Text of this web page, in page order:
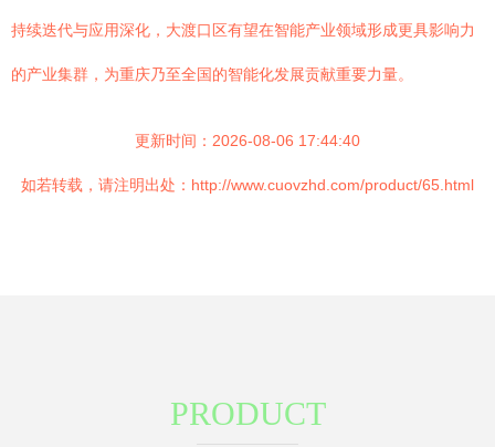
持续迭代与应用深化，大渡口区有望在智能产业领域形成更具影响力
的产业集群，为重庆乃至全国的智能化发展贡献重要力量。
更新时间：2026-08-06 17:44:40
如若转载，请注明出处：http://www.cuovzhd.com/product/65.html
PRODUCT